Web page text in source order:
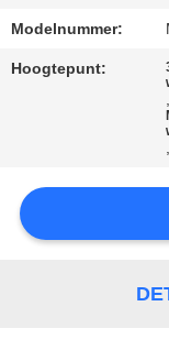
Modelnummer:
Hoogtepunt:
,